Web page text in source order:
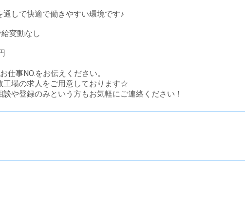
して快適で働きやすい環境です♪
変動なし
仕事NO.をお伝えください。
場の求人をご用意しております☆
や登録のみという方もお気軽にご連絡ください！